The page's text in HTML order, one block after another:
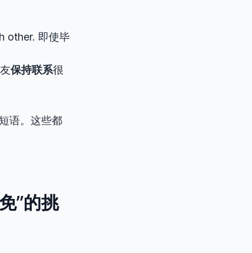
other. 即使毕
保持联系很
语。这些都
”的挑